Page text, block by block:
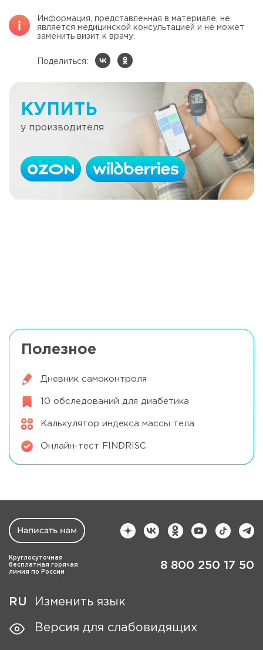
Информация, представленная в материале, не
является медицинской консультацией и не может
заменить визит к врачу.
Поделиться:
КУПИТЬ
у производителя
Полезное
Дневник самоконтроля
10 обследований для диабетика
Калькулятор индекса массы тела
Онлайн-тест FINDRISC
Написать нам
Круглосуточная
бесплатная горячая
линия по России
8 800 250 17 50
RU Изменить язык
Версия для слабовидящих